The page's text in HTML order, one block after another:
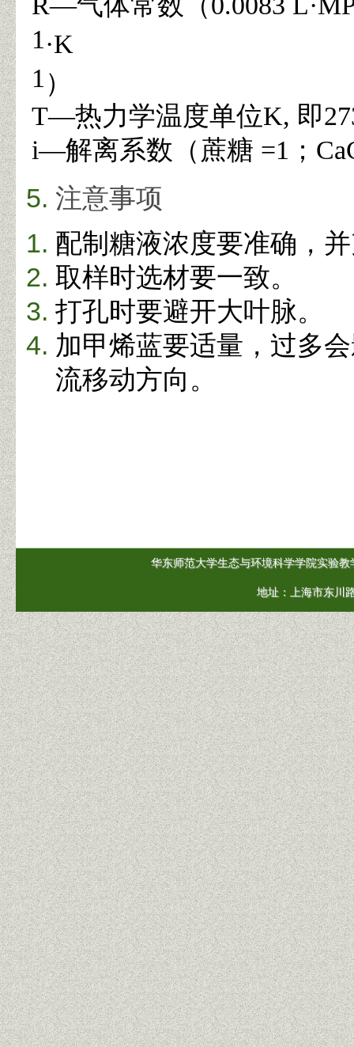
1·K
1 ）
T—热力学温度单位K, 即
i—解离系数（蔗糖 =1 ；
注意事项
配制糖液浓度要准确，
取样时选材要一致。
打孔时要避开大叶脉。
加甲烯蓝要适量，过多
流移动方向。
华东师范大学生态与环境科学学院实验
地址：上海市东川